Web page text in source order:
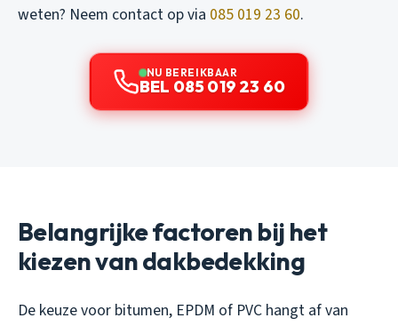
weten? Neem contact op via 085 019 23 60.
NU BEREIKBAAR
BEL 085 019 23 60
Belangrijke factoren bij het
kiezen van dakbedekking
De keuze voor bitumen, EPDM of PVC hangt af van